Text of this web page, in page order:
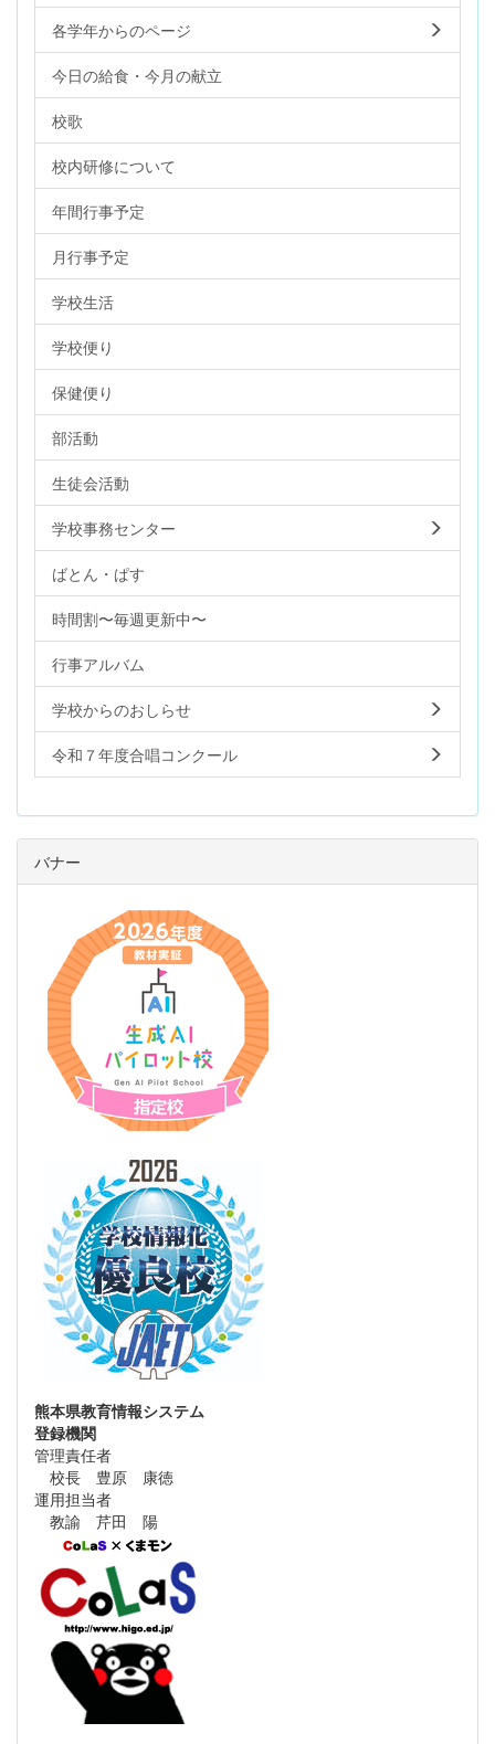
各学年からのページ
今日の給食・今月の献立
校歌
校内研修について
年間行事予定
月行事予定
学校生活
学校便り
保健便り
部活動
生徒会活動
学校事務センター
ばとん・ぱす
時間割〜毎週更新中〜
行事アルバム
学校からのおしらせ
令和７年度合唱コンクール
バナー
熊本県教育情報システム
登録機関
管理責任者
校長 豊原 康徳
運用担当者
教諭 芹田 陽